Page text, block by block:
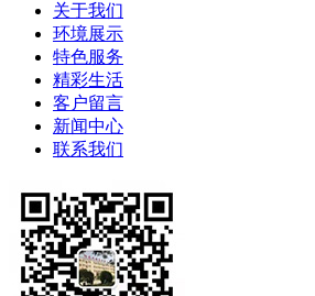
关于我们
环境展示
特色服务
精彩生活
客户留言
新闻中心
联系我们